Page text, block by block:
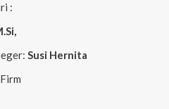
:
,
Susi Hernita